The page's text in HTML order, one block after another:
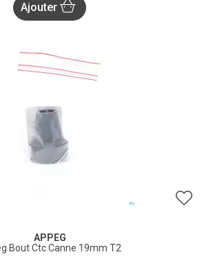
Ajouter
APPEG
Bout Ctc Canne 19mm T2